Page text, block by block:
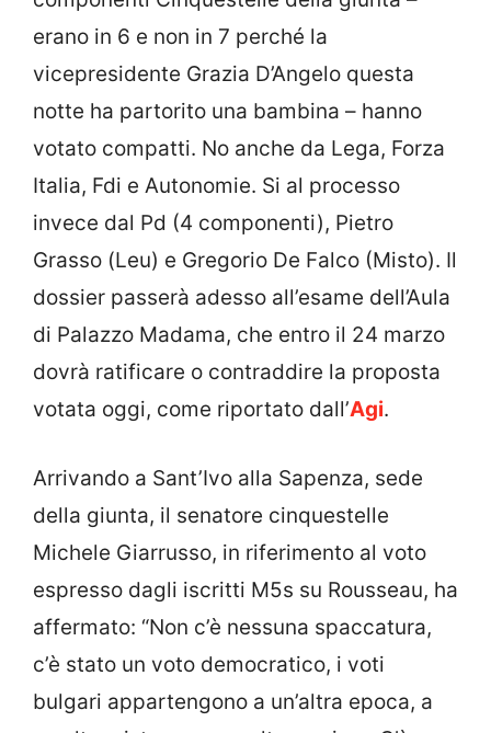
erano in 6 e non in 7 perché la
vicepresidente Grazia D’Angelo questa
notte ha partorito una bambina – hanno
votato compatti. No anche da Lega, Forza
Italia, Fdi e Autonomie. Si al processo
invece dal Pd (4 componenti), Pietro
Grasso (Leu) e Gregorio De Falco (Misto). Il
dossier passerà adesso all’esame dell’Aula
di Palazzo Madama, che entro il 24 marzo
dovrà ratificare o contraddire la proposta
votata oggi, come riportato dall’Agi.
Arrivando a Sant’Ivo alla Sapenza, sede
della giunta, il senatore cinquestelle
Michele Giarrusso, in riferimento al voto
espresso dagli iscritti M5s su Rousseau, ha
affermato: “Non c’è nessuna spaccatura,
c’è stato un voto democratico, i voti
bulgari appartengono a un’altra epoca, a